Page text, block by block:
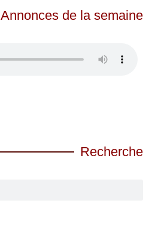
Annonces de la semaine
Recherche